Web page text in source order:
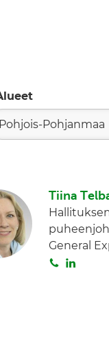
Pohjois-Pohjanmaa
Tiina
General
S